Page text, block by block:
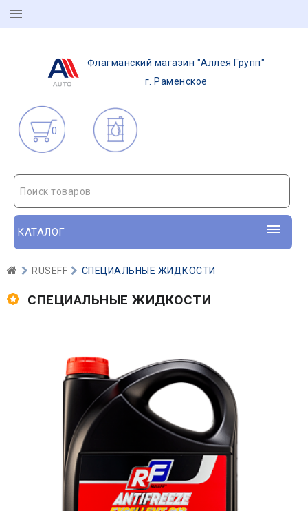
Флагманский магазин "Аллея Групп"
г. Раменское
0
Поиск товаров
КАТАЛОГ
RUSEFF СПЕЦИАЛЬНЫЕ ЖИДКОСТИ
СПЕЦИАЛЬНЫЕ ЖИДКОСТИ